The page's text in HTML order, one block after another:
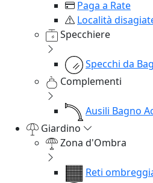
Paga a Rate
Località
Specchiere
Specchi da
Complementi
Ausili Bagno
Giardino
Zona d'Ombra
Reti